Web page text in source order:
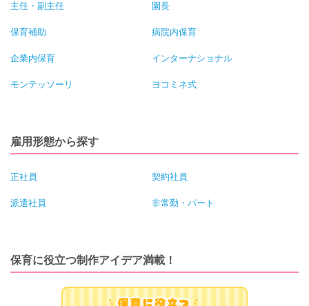
主任・副主任 園長
保育補助 病院内保育
企業内保育 インターナショナル
モンテッソーリ ヨコミネ式
雇用形態から探す
正社員 契約社員
派遣社員 非常勤・パート
保育に役立つ制作アイデア満載！